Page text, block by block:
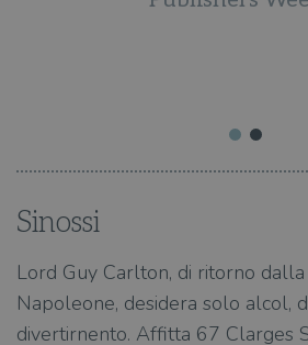
Sinossi
Lord Guy Carlton, di ritorno
Napoleone, desidera solo alcol,
divertirnento. Affitta 67 Clarges